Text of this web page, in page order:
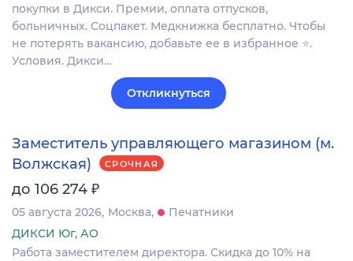
покупки в Дикси. Премии, оплата отпусков,
больничных. Соцпакет. Медкнижка бесплатно. Чтобы
не потерять вакансию, добавьте ее в избранное ⭐.
Условия. Дикси…
Откликнуться
Заместитель управляющего магазином (м.
Волжская)
СРОЧНАЯ
до 106 274 ₽
05 августа 2026 Москва
Печатники
ДИКСИ Юг, АО
Работа заместителем директора. Скидка до 10% на